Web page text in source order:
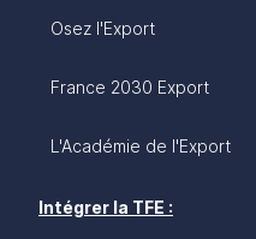
Osez l'Export
France 2030 Export
L'Académie de l'Export
Intégrer la TFE :